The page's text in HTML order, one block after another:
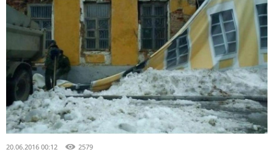
20.06.2016 00:12 2579